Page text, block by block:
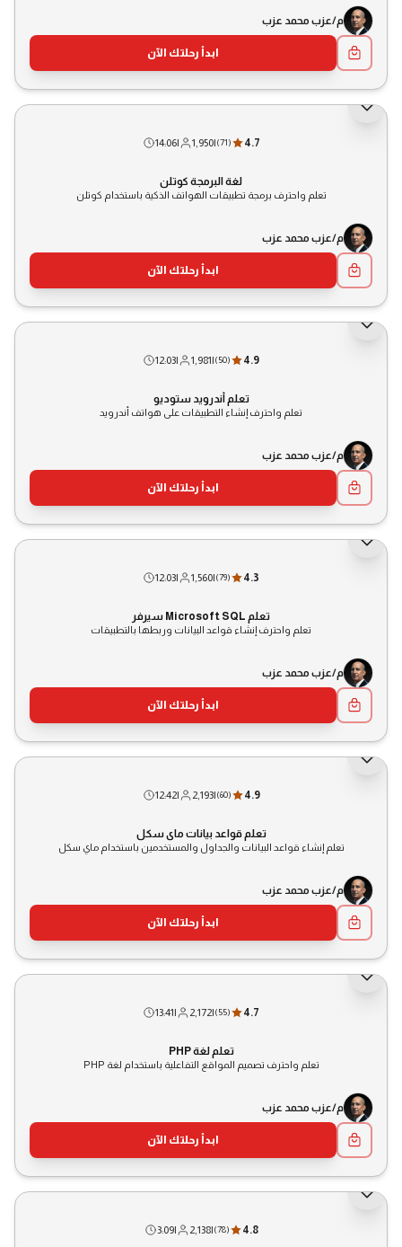
م/عزب محمد عزب
ابدأ رحلتك الآن
4.7
(71)
|
1,950
|
14:06
لغة البرمجة كوتلن
تعلم واحترف برمجة تطبيقات الهواتف الذكية باستخدام كوتلن
م/عزب محمد عزب
ابدأ رحلتك الآن
4.9
(50)
|
1,981
|
12:03
تعلم أندرويد ستوديو
تعلم واحترف إنشاء التطبيقات على هواتف أندرويد
م/عزب محمد عزب
ابدأ رحلتك الآن
4.3
(79)
|
1,560
|
12:03
تعلم Microsoft SQL سيرفر
تعلم واحترف إنشاء قواعد البيانات وربطها بالتطبيقات
م/عزب محمد عزب
ابدأ رحلتك الآن
4.9
(60)
|
2,193
|
12:42
تعلم قواعد بيانات ماي سكل
تعلم إنشاء قواعد البيانات والجداول والمستخدمين باستخدام ماي سكل
م/عزب محمد عزب
ابدأ رحلتك الآن
4.7
(55)
|
2,172
|
13:41
تعلم لغة PHP
تعلم واحترف تصميم المواقع التفاعلية باستخدام لغة PHP
م/عزب محمد عزب
ابدأ رحلتك الآن
4.8
(78)
|
2,138
|
3:09